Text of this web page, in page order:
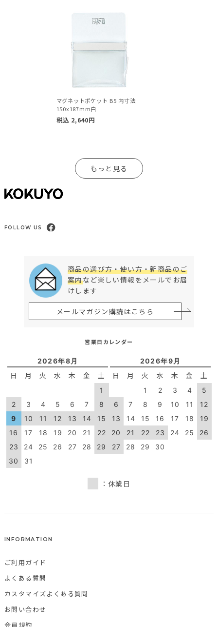
マグネットポケット B5 内寸法
150x187mm白
税込 2,640円
もっと見る
FOLLOW US
商品の選び方・使い方・新商品のご
案内など楽しい情報をメールでお届
けします
メールマガジン購読はこちら
営業日カレンダー
2026年8月
日 月 火 水 木 金 土
1
2
3 4 5 6 7
8
9
10 11 12 13 14
15
16
17 18 19 20 21
22
23
24 25 26 27 28
29
30
31
2026年9月
日 月 火 水 木 金 土
1 2 3 4
5
6
7 8 9 10 11
12
13
14 15 16 17 18
19
20
21 22 23 24 25
26
27
28 29 30
：休業日
INFORMATION
ご利用ガイド
よくある質問
カスタマイズよくある質問
お問い合わせ
会員規約